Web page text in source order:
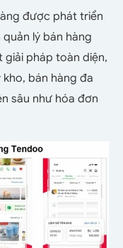
được phát triển
lý bán hàng
giải pháp toàn diện,
bán hàng đa
sâu như hóa đơn